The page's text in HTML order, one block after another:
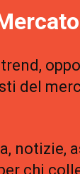
del
notizie,
chi